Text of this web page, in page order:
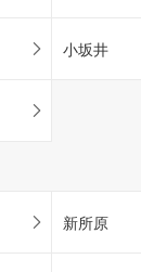
小坂井
新所原